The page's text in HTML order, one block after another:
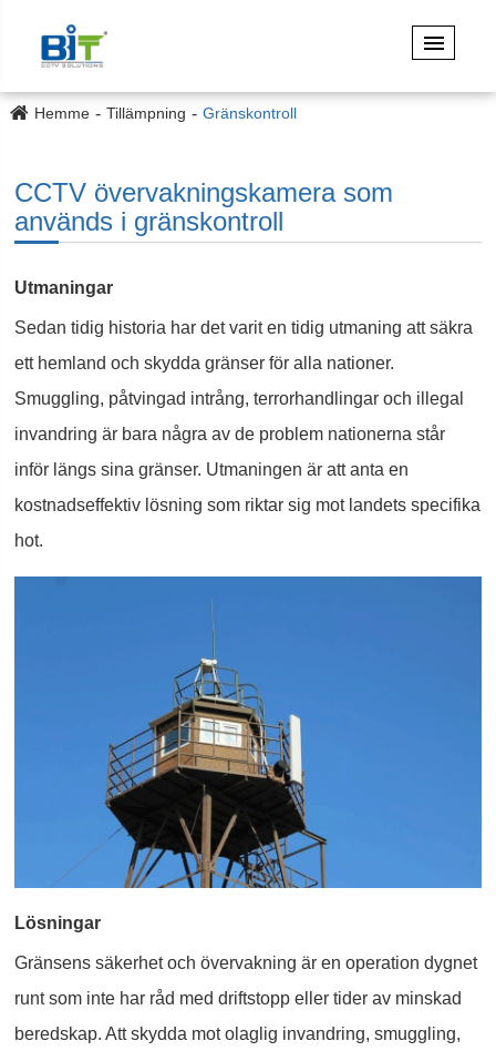
Hemme Tillämpning Gränskontroll
CCTV övervakningskamera som
används i gränskontroll
Utmaningar
Sedan tidig historia har det varit en tidig utmaning att säkra
ett hemland och skydda gränser för alla nationer.
Smuggling, påtvingad intrång, terrorhandlingar och illegal
invandring är bara några av de problem nationerna står
inför längs sina gränser. Utmaningen är att anta en
kostnadseffektiv lösning som riktar sig mot landets specifika
hot.
Lösningar
Gränsens säkerhet och övervakning är en operation dygnet
runt som inte har råd med driftstopp eller tider av minskad
beredskap. Att skydda mot olaglig invandring, smuggling,